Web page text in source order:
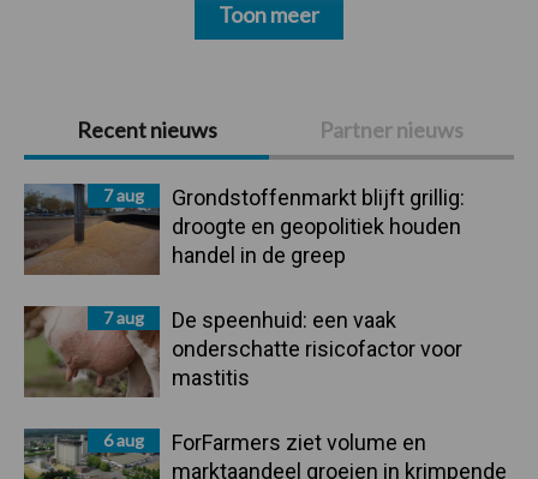
Primaire
Sidebar
Recent nieuws Partner nieuws
7 aug
Grondstoffenmarkt blijft grillig:
droogte en geopolitiek houden
handel in de greep
7 aug
De speenhuid: een vaak
onderschatte risicofactor voor
mastitis
6 aug
ForFarmers ziet volume en
marktaandeel groeien in krimpende
Toon meer